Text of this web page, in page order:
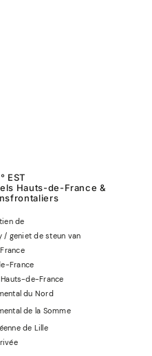
EST
Hauts-de-France &
de
geniet de steun van
France
de-France
du Nord
de la Somme
de Lille